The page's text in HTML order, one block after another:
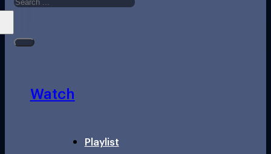
Watch
Playlist